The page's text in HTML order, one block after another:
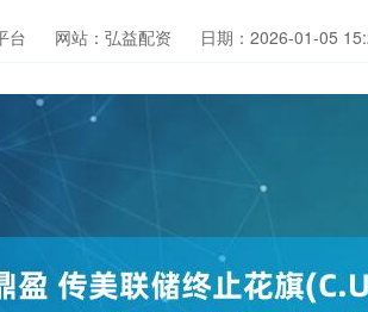
台 网站：弘益配资 日期：2026-01-05